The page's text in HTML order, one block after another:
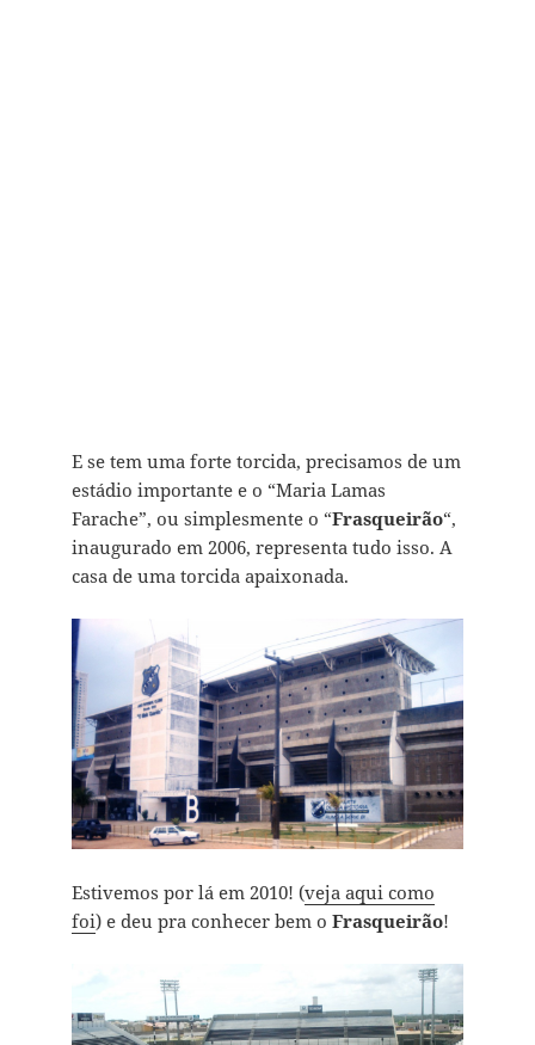
E se tem uma forte torcida, precisamos de um
estádio importante e o “Maria Lamas
Farache”, ou simplesmente o “Frasqueirão“,
inaugurado em 2006, representa tudo isso. A
casa de uma torcida apaixonada.
Estivemos por lá em 2010! (veja aqui como
foi) e deu pra conhecer bem o Frasqueirão!